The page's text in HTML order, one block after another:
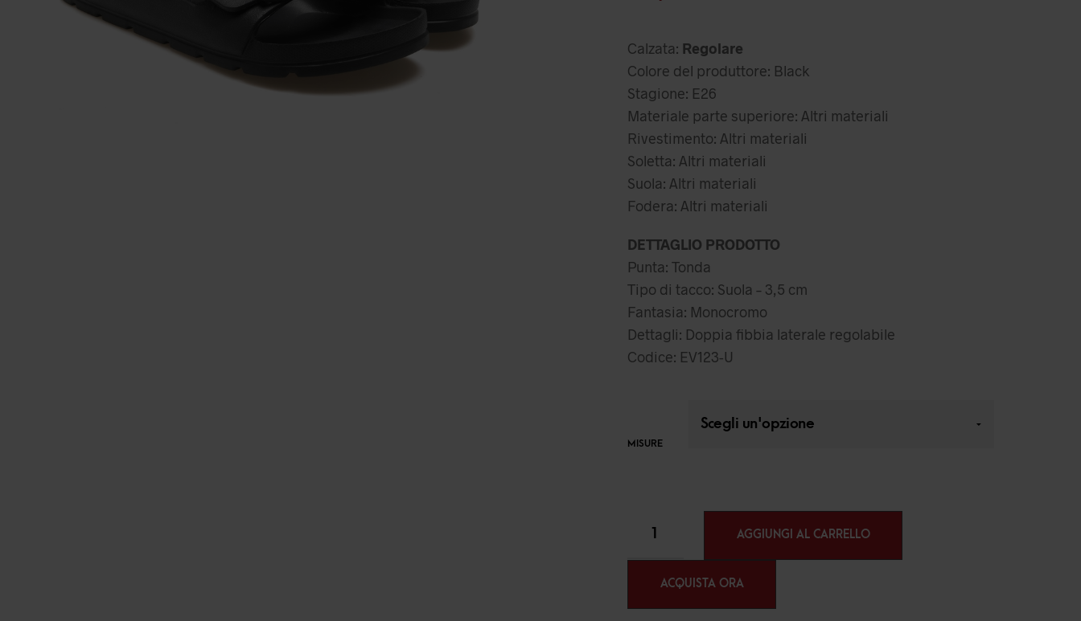
originale
24,99 €.
attuale
è:
22,49 €.
Calzata: Regolare
Colore del produttore: Black
Stagione: E26
Materiale parte superiore: Altri materiali
Rivestimento: Altri materiali
Soletta: Altri materiali
Suola: Altri materiali
Fodera: Altri materiali
DETTAGLIO PRODOTTO
Punta: Tonda
Tipo di tacco: Suola – 3,5 cm
Fantasia: Monocromo
Dettagli: Doppia fibbia laterale regolabile
Codice: EV123-U
MISURE
AGGIUNGI AL CARRELLO
ACQUISTA ORA